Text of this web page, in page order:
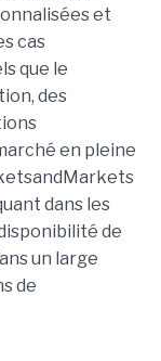
et
cas
que le
des
en pleine
dans les
de
un large
de